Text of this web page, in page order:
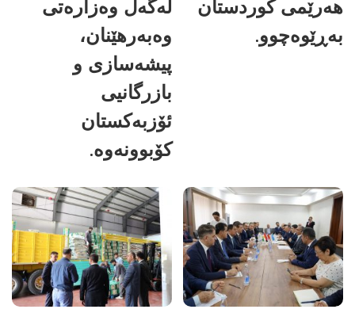
هەرێمی کوردستان
بەڕێوەچوو.
لەگەڵ وەزارەتی
وەبەرهێنان،
پیشەسازی و
بازرگانیی
ئۆزبەکستان
کۆبوونەوە.